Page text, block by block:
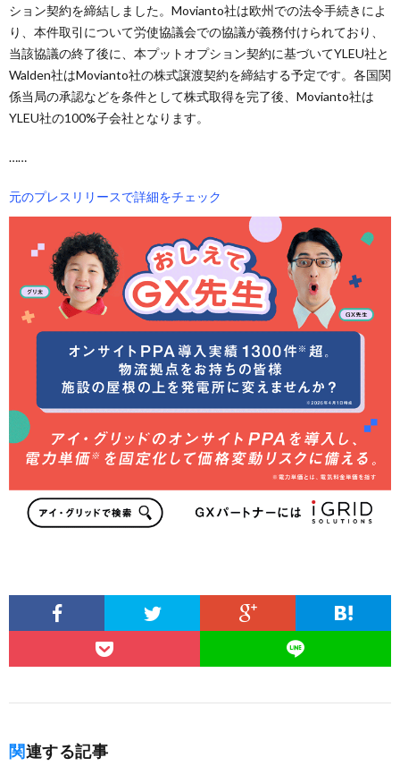
ション契約を締結しました。Movianto社は欧州での法令手続きによ
り、本件取引について労使協議会での協議が義務付けられており、
当該協議の終了後に、本プットオプション契約に基づいてYLEU社と
Walden社はMovianto社の株式譲渡契約を締結する予定です。各国関
係当局の承認などを条件として株式取得を完了後、Movianto社は
YLEU社の100%子会社となります。
……
元のプレスリリースで詳細をチェック
関連する記事